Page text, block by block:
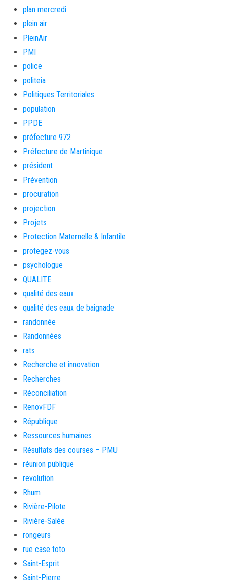
plan mercredi
plein air
PleinAir
PMI
police
politeia
Politiques Territoriales
population
PPDE
préfecture 972
Préfecture de Martinique
président
Prévention
procuration
projection
Projets
Protection Maternelle & Infantile
protegez-vous
psychologue
QUALITE
qualité des eaux
qualité des eaux de baignade
randonnée
Randonnées
rats
Recherche et innovation
Recherches
Réconciliation
RenovFDF
République
Ressources humaines
Résultats des courses – PMU
réunion publique
revolution
Rhum
Rivière-Pilote
Rivière-Salée
rongeurs
rue case toto
Saint-Esprit
Saint-Pierre